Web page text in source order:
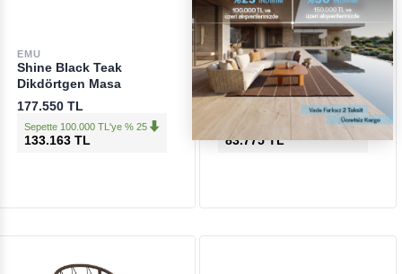
EMU
Shine Black Teak
Dikdörtgen Masa
177.550 TL
Sepette 100.000 TL'ye % 25
133.163 TL
EMU
Carousel Melange Ivory
Bahçe Orta Sehpası
111.700 TL
Sepette 100.000 TL'ye % 25
83.775 TL